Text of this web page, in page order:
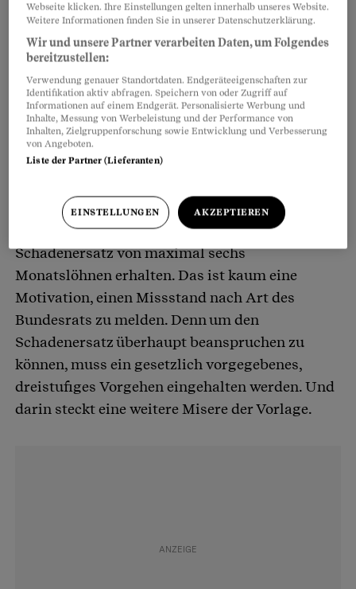
Kompliziertes Verfahren
Whistleblower werden nach wie vor in sehr
bescheidenem Umfang geschützt. Wenn ihnen
sein, aber nicht für ungültig erklärt werden. Der
Whistleblower soll lediglich einen
Schadenersatz von maximal sechs
Monatslöhnen erhalten. Das ist kaum eine
Motivation, einen Missstand nach Art des
Bundesrats zu melden. Denn um den
Schadenersatz überhaupt beanspruchen zu
können, muss ein gesetzlich vorgegebenes,
dreistufiges Vorgehen eingehalten werden. Und
darin steckt eine weitere Misere der Vorlage.
Webseite klicken. Ihre Einstellungen gelten innerhalb unseres Website.
Weitere Informationen finden Sie in unserer Datenschutzerklärung.
Wir und unsere Partner verarbeiten Daten, um Folgendes
bereitzustellen:
Verwendung genauer Standortdaten. Endgeräteeigenschaften zur
Identifikation aktiv abfragen. Speichern von oder Zugriff auf
Informationen auf einem Endgerät. Personalisierte Werbung und
Inhalte, Messung von Werbeleistung und der Performance von
Inhalten, Zielgruppenforschung sowie Entwicklung und Verbesserung
von Angeboten.
Liste der Partner (Lieferanten)
EINSTELLUNGEN AKZEPTIEREN